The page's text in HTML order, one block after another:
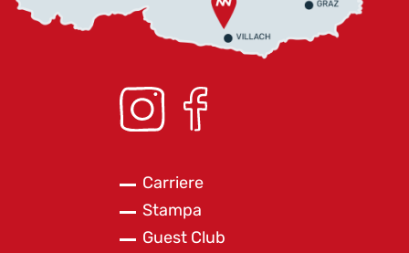
Carriere
Stampa
Guest Club